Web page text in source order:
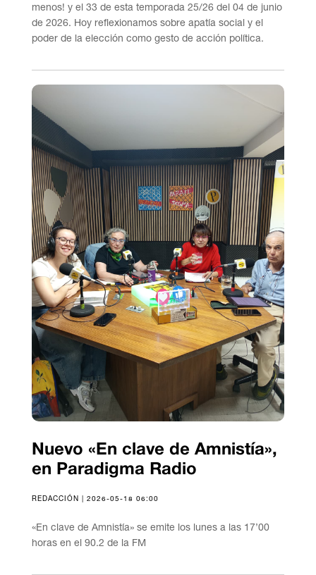
menos! y el 33 de esta temporada 25/26 del 04 de junio
de 2026. Hoy reflexionamos sobre apatía social y el
poder de la elección como gesto de acción política.
Nuevo «En clave de Amnistía»,
en Paradigma Radio
REDACCIÓN | 2026-05-18 06:00
«En clave de Amnistía» se emite los lunes a las 17’00
horas en el 90.2 de la FM